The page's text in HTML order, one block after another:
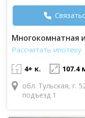
Многокомнатная
Рассчитать ипотеку
4+ к. 107.4
обл. Тульская, г.
подъезд 1